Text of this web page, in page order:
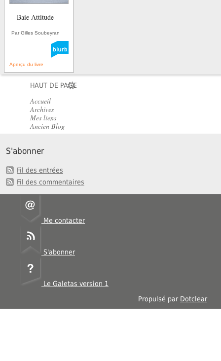
Baie Attitude
Par Gilles Soubeyran
Aperçu du livre
HAUT DE PAGE
Accueil
Archives
Mes liens
Ancien Blog
S'abonner
Fil des entrées
Fil des commentaires
Me contacter
S'abonner
Le Galetas version 1
Propulsé par Dotclear